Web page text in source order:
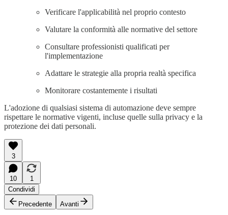
Verificare l'applicabilità nel proprio contesto
Valutare la conformità alle normative del settore
Consultare professionisti qualificati per
l'implementazione
Adattare le strategie alla propria realtà specifica
Monitorare costantemente i risultati
L'adozione di qualsiasi sistema di automazione deve sempre
rispettare le normative vigenti, incluse quelle sulla privacy e la
protezione dei dati personali.
3
10
1
Condividi
Precedente
Avanti